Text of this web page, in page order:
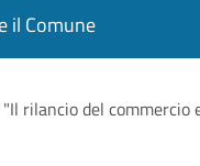
il Comune
rilancio del